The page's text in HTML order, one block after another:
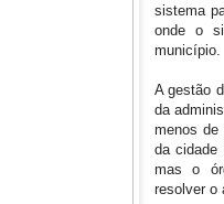
sistema
onde o
município.
A gestão
da
menos de
da cidade
mas o
resolver o